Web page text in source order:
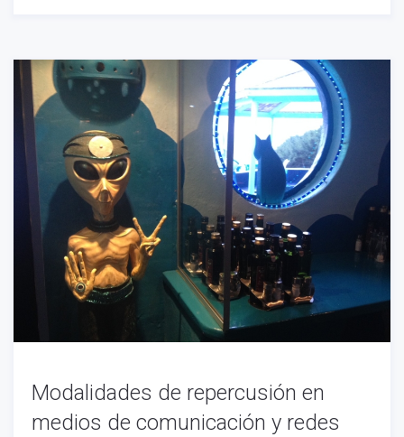
Modalidades de repercusión en
medios de comunicación y redes